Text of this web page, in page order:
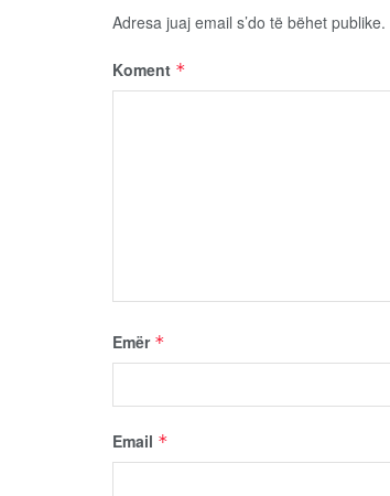
Adresa juaj email s’do të bëhet publike.
Koment *
Emër *
Email *